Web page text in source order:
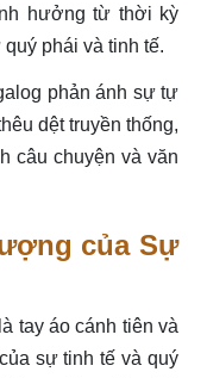
hưởng từ thời kỳ
phái và tinh tế.
phản ánh sự tự
dệt truyền thống,
câu chuyện và văn
của Sự
tay áo cánh tiên và
sự tinh tế và quý